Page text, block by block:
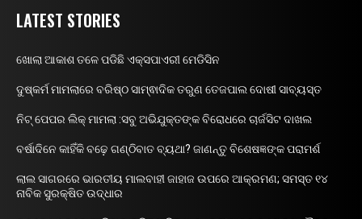
LATEST STORIES
ଖୋଲା ଆକାଶ ତଳେ ପଡିଛି ଏକ୍ସପାଏରୀ ମେଡିସିନ
ଦୁଷ୍କର୍ମ ମାମଲାରେ ବରିଷ୍ଠ ସାମ୍ଵାଦିକ ତରୁଣ ତେଜପାଲ ଦୋଷୀ ସାବ୍ୟସ୍ତ
ନିଟ୍ ପେପର ଲିକ୍ ମାମଲା :ସବୁ ଅଭିଯୁକ୍ତଙ୍କ ବିରୋଧରେ ଚାର୍ଜସିଟ ଦାଖଲ
ବର୍ଷାଦିନେ କାହିଁକି ବଢ଼େ ଗଣ୍ଠିବାତ ବ୍ୟଥା? ଜାଣନ୍ତୁ ବିଶେଷଜ୍ଞଙ୍କ ପରାମର୍ଶ
ଲାଲ ସାଗରରେ ଭାରତୀୟ ମାଲବାହୀ ଜାହାଜ ଉପରେ ଆକ୍ରମଣ; ସମସ୍ତ ୧୪
ନାବିକ ସୁରକ୍ଷିତ ଉଦ୍ଧାର